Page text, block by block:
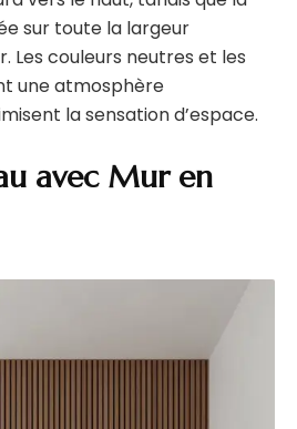
sur toute la largeur
Les couleurs neutres et les
une atmosphère
la sensation d’espace.
avec Mur en